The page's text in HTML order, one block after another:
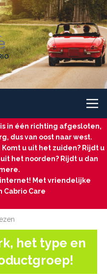
in één richting afgesloten,
dus van oost naar west.
u uit het zuiden? Rijdt u
het noorden? Rijdt u dan
Met vriendelijke
Cabrio Care
het type en